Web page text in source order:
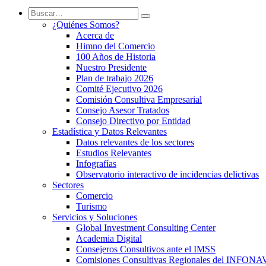
¿Quiénes Somos?
Acerca de
Himno del Comercio
100 Años de Historia
Nuestro Presidente
Plan de trabajo 2026
Comité Ejecutivo 2026
Comisión Consultiva Empresarial
Consejo Asesor Tratados
Consejo Directivo por Entidad
Estadística y Datos Relevantes
Datos relevantes de los sectores
Estudios Relevantes
Infografías
Observatorio interactivo de incidencias delictivas
Sectores
Comercio
Turismo
Servicios y Soluciones
Global Investment Consulting Center
Academia Digital
Consejeros Consultivos ante el IMSS
Comisiones Consultivas Regionales del